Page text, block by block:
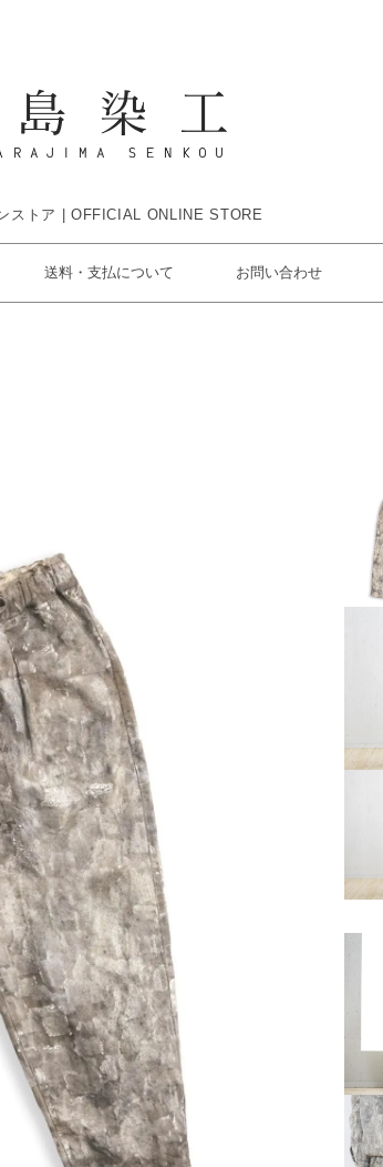
ストア | OFFICIAL ONLINE STORE
送料・支払について お問い合わせ